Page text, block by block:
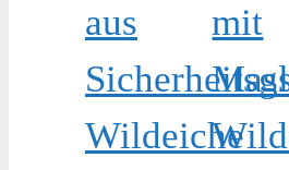
aus
Wildeiche
mit